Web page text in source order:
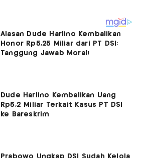
Alasan Dude Harlino Kembalikan
Honor Rp5,25 Miliar dari PT DSI:
Tanggung Jawab Moral!
Dude Harlino Kembalikan Uang
Rp5,2 Miliar Terkait Kasus PT DSI
ke Bareskrim
Prabowo Ungkap DSI Sudah Kelola